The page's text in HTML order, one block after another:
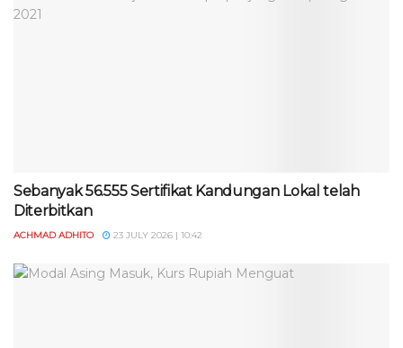
Sebanyak 56.555 Sertifikat Kandungan Lokal telah
Diterbitkan
ACHMAD ADHITO 23 JULY 2026 | 10:42